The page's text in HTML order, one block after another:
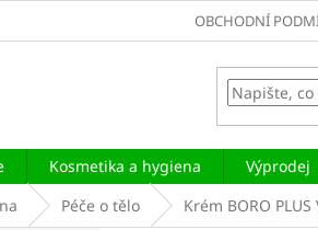
OBCHODNÍ
Kosmetika a hygiena Výprodej
Péče o tělo Krém BORO